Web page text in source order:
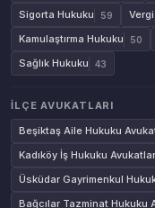
Sigorta Hukuku 59
Kamulaştırma Hukuku 50
Sağlık Hukuku 43
İLÇE AVUKATLARI
Beşiktaş Aile Hukuku
Kadıköy İş Hukuku
Üsküdar Gayrimenkul
Bağcılar Tazminat Hukuku